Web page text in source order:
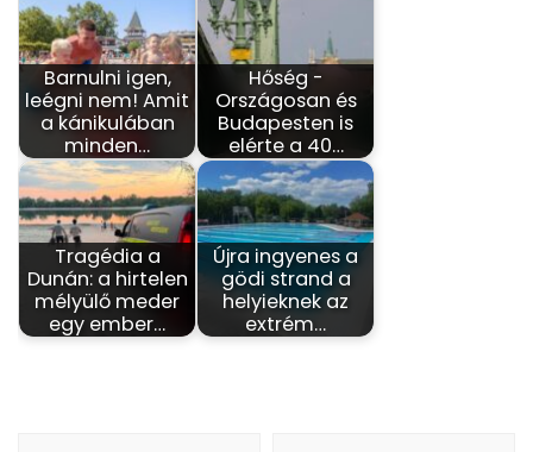
Barnulni igen,
leégni nem! Amit
a kánikulában
minden…
Hőség -
Országosan és
Budapesten is
elérte a 40…
Tragédia a
Dunán: a hirtelen
mélyülő meder
egy ember…
Újra ingyenes a
gödi strand a
helyieknek az
extrém…